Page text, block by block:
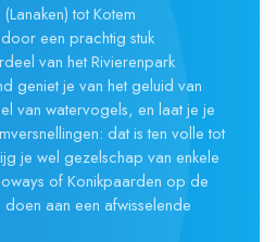
tot Kotem
een prachtig stuk
van het Rivierenpark
geniet je van het geluid van
van watervogels, en laat je je
dat is ten volle tot
je wel gezelschap van enkele
of Konikpaarden op de
aan een afwisselende